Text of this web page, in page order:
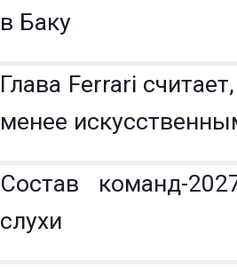
в Баку
Глава Ferrari
менее
Состав команд-
слухи